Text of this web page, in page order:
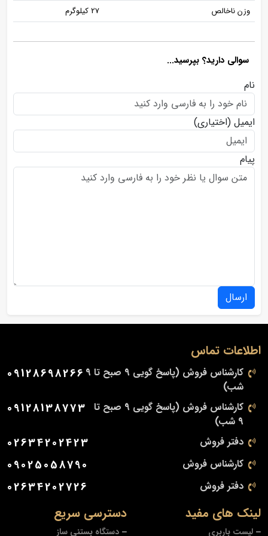
وزن ناخالص
27 کیلوگرم
سوالی دارید؟ بپرسید...
نام
ایمیل (اختیاری)
پیام
ارسال
دسترسی سریع
دستگاه بستنی ساز
لینک های مفید
لیست باربری
اطلاعات تماس
کارشناس فروش (پاسخ گویی 9 صبح تا 9
شب)
09128698266
کارشناس فروش (پاسخ گویی 9 صبح تا
9 شب)
09128138773
دفتر فروش 02634202423
کارشناس فروش 09025058790
دفتر فروش 02634202726